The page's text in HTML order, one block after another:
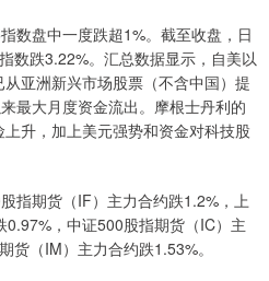
数盘中一度跌超1%。截至收盘，日
数跌3.22%。汇总数据显示，自美以
亚洲新兴市场股票（不含中国）提
最大月度资金流出。摩根士丹利的
升，加上美元强势和资金对科技股
指期货（IF）主力合约跌1.2%，上
，中证500股指期货（IC）主
货（IM）主力合约跌1.53%。